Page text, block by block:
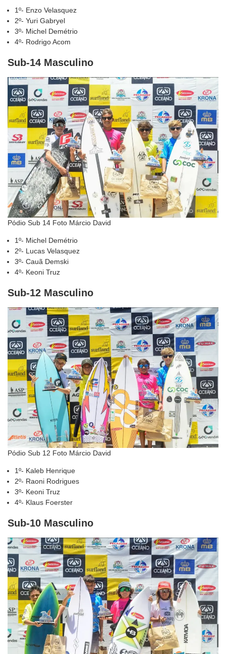
1º- Enzo Velasquez
2º- Yuri Gabryel
3º- Michel Demétrio
4º- Rodrigo Acom
Sub-14 Masculino
Pódio Sub 14 Foto Márcio David
1º- Michel Demétrio
2º- Lucas Velasquez
3º- Cauã Demski
4º- Keoni Truz
Sub-12 Masculino
Pódio Sub 12 Foto Márcio David
1º- Kaleb Henrique
2º- Raoni Rodrigues
3º- Keoni Truz
4º- Klaus Foerster
Sub-10 Masculino